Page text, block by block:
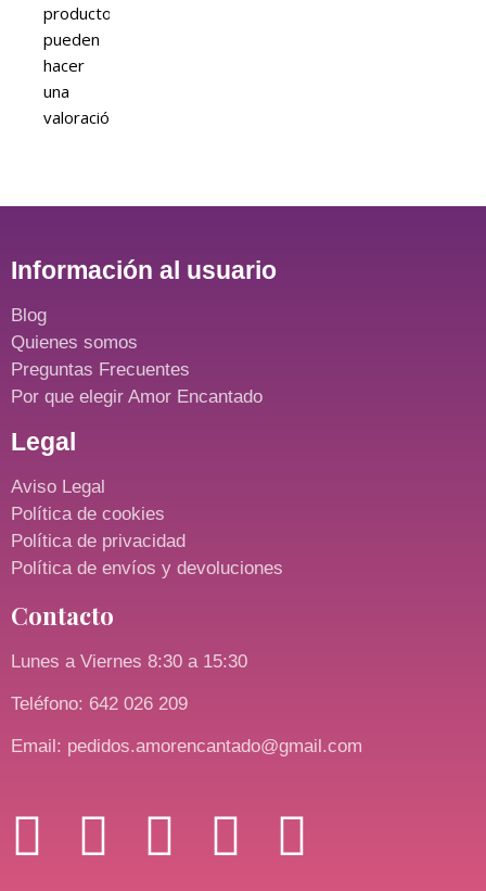
producto
pueden
hacer
una
valoración.
Información al usuario
Blog
Quienes somos
Preguntas Frecuentes
Por que elegir Amor Encantado
Legal
Aviso Legal
Política de cookies
Política de privacidad
Política de envíos y devoluciones
Contacto
Lunes a Viernes 8:30 a 15:30
Teléfono: 642 026 209
Email: pedidos.amorencantado@gmail.com